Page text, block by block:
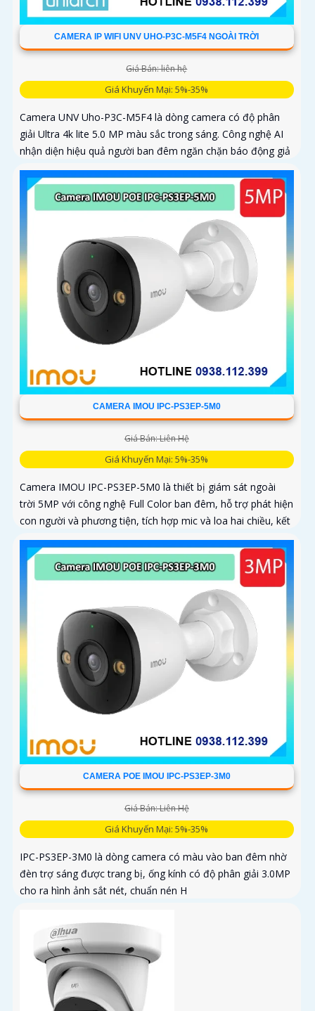
CAMERA IP WIFI UNV UHO-P3C-M5F4 NGOÀI TRỜI
Giá Bán: liên hệ
Giá Khuyến Mại: 5%-35%
Camera UNV Uho-P3C-M5F4 là dòng camera có độ phân
giải Ultra 4k lite 5.0 MP màu sắc trong sáng. Công nghệ AI
nhận diện hiệu quả người ban đêm ngăn chặn báo động giả
CAMERA IMOU IPC-PS3EP-5M0
Giá Bán: Liên Hệ
Giá Khuyến Mại: 5%-35%
Camera IMOU IPC-PS3EP-5M0 là thiết bị giám sát ngoài
trời 5MP với công nghệ Full Color ban đêm, hỗ trợ phát hiện
con người và phương tiện, tích hợp mic và loa hai chiều, kết
nối PoE tiện lợi, phù hợp cho gia đình, cửa hàng và văn
phòng
CAMERA POE IMOU IPC-PS3EP-3M0
Giá Bán: Liên Hệ
Giá Khuyến Mại: 5%-35%
IPC-PS3EP-3M0 là dòng camera có màu vào ban đêm nhờ
đèn trợ sáng được trang bị, ống kính có độ phân giải 3.0MP
cho ra hình ảnh sắt nét, chuẩn nén H